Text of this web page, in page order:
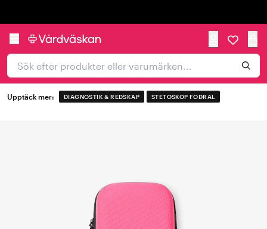
Upptäck mer: DIAGNOSTIK & REDSKAP STETOSKOP FODRAL